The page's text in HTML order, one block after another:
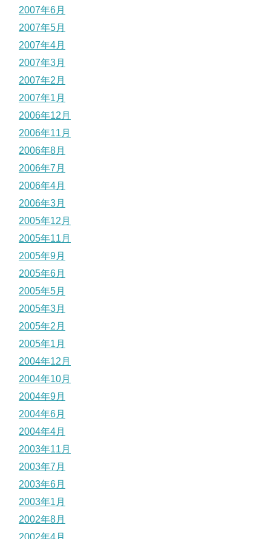
2007年6月
2007年5月
2007年4月
2007年3月
2007年2月
2007年1月
2006年12月
2006年11月
2006年8月
2006年7月
2006年4月
2006年3月
2005年12月
2005年11月
2005年9月
2005年6月
2005年5月
2005年3月
2005年2月
2005年1月
2004年12月
2004年10月
2004年9月
2004年6月
2004年4月
2003年11月
2003年7月
2003年6月
2003年1月
2002年8月
2002年4月